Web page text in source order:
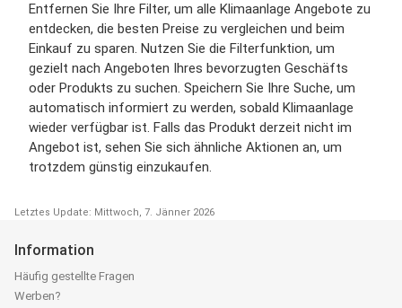
Entfernen Sie Ihre Filter, um alle Klimaanlage Angebote zu
entdecken, die besten Preise zu vergleichen und beim
Einkauf zu sparen. Nutzen Sie die Filterfunktion, um
gezielt nach Angeboten Ihres bevorzugten Geschäfts
oder Produkts zu suchen. Speichern Sie Ihre Suche, um
automatisch informiert zu werden, sobald Klimaanlage
wieder verfügbar ist. Falls das Produkt derzeit nicht im
Angebot ist, sehen Sie sich ähnliche Aktionen an, um
trotzdem günstig einzukaufen.
Letztes Update: Mittwoch, 7. Jänner 2026
Information
Häufig gestellte Fragen
Werben?